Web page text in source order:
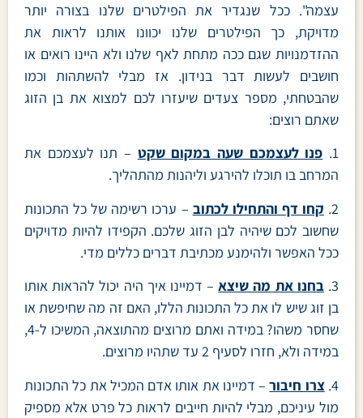
עצמה". ככל שנגדיר את הפילטרים שלנו בצורה יותר
מדויקת, כך הפילטרים שלנו יכוונו אותנו לראות את
ההזדמנויות שגם ככה מתחת לאף שלנו ולא היינו רואים או
חושבים לעשות דבר בנידון. אז מבלי להשתהות וכמו
שהבטחתי, מספר צעדים שיעזרו לכם למצוא את בן הזוג
שאתם רוצים:
1. פנו לעצמכם שעה במקום שקט – תנו לעצמכם את
המרחב בו תוכלו להירגע וליהנות מהתהליך.
2. קחו דף והתחילו לכתוב – ערכו רשימה של כל התכונות
שחשוב לכם שיהיה לבן הזוג שלכם. הקפידו להיות מדויקים
ככל האפשר ולהימנע מכתיבת דברים כללים מדי.
3. בחנו את מה שיצא– דמיינו איך היה יכול להראות אותו
בן זוג שיש לו את כל התכונות הללו, האם זה מה שחיפשת או
שחסר משהו? במידה ואתם מרוצים מהתוצאה, המשיכו ל-4,
במידה ולא, חזרו לסעיף 2 עד שתהיו מרוצים.
4. צרו חיבור– דמיינו את אותו אדם המכיל את כל התכונות
מול עיניכם, מבלי להיות חייבים לראות כל פרט אלא מספיק